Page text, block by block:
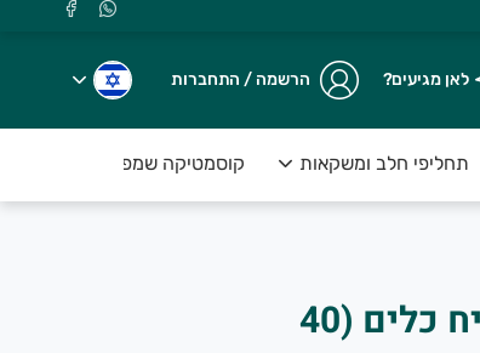
לאן מגיעים? הרשמה / התחברות
תחליפי חלב ומשקאות קוסמטיקה שמפו וסבונים
קפסולות מרוכזות למדיח כלים (40